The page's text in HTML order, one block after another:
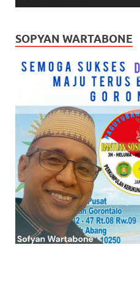
SOPYAN WARTABONE